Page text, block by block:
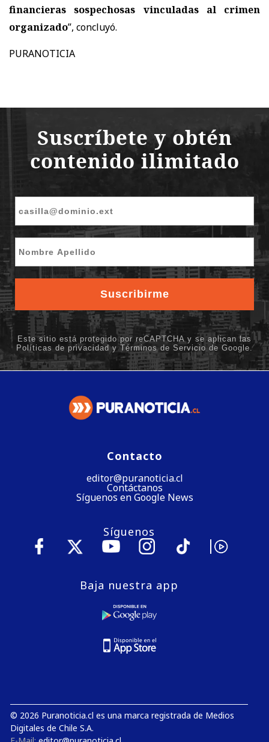
financieras sospechosas vinculadas al crimen
organizado”, concluyó.
PURANOTICIA
Contacto
editor@puranoticia.cl
Contáctanos
Síguenos en Google News
Síguenos
Baja nuestra app
© 2026 Puranoticia.cl es una marca registrada de Medios
Digitales de Chile S.A.